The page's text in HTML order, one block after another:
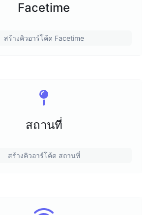
Facetime
สร้างคิวอาร์โค้ด Facetime
สถานที่
สร้างคิวอาร์โค้ด สถานที่